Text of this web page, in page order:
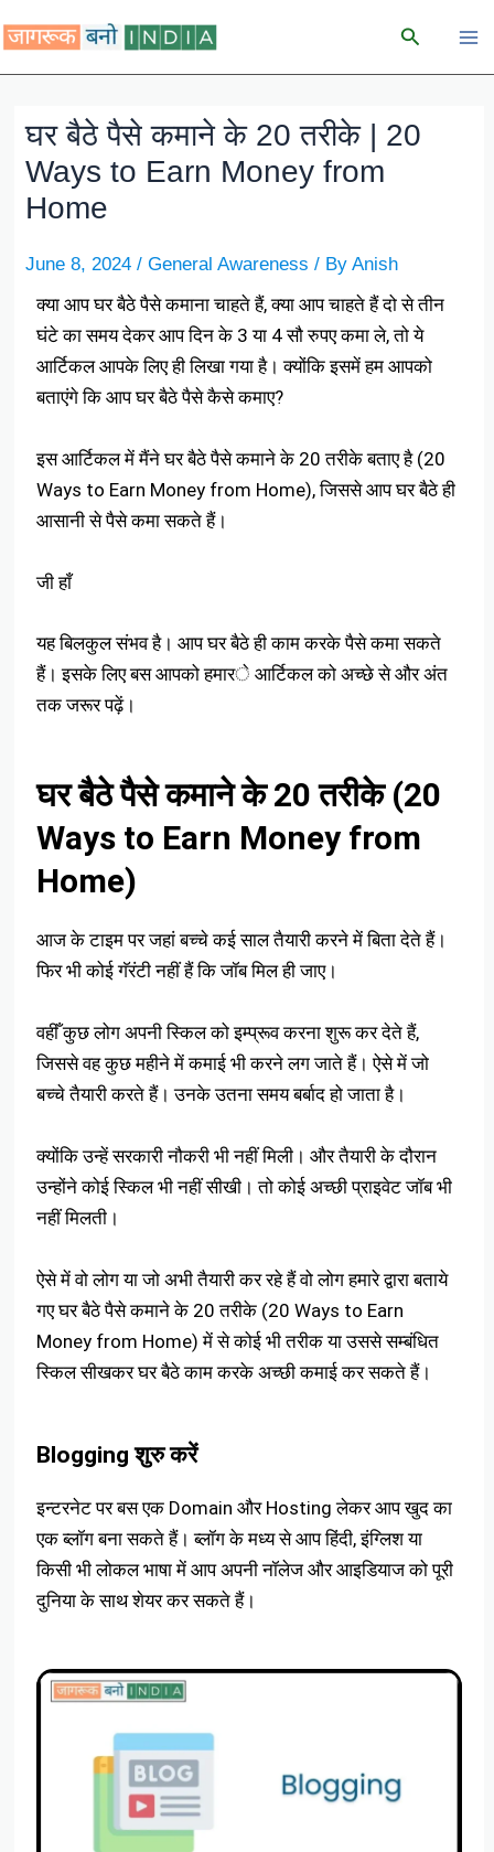
to
content
Search
घर बैठे पैसे कमाने के 20 तरीके | 20
Ways to Earn Money from
Home
June 8, 2024/General Awareness / ByAnish
क्या आप घर बैठे पैसे कमाना चाहते हैं, क्या आप चाहते हैं दो से तीन
घंटे का समय देकर आप दिन के 3 या 4 सौ रुपए कमा ले, तो ये
आर्टिकल आपके लिए ही लिखा गया है। क्योंकि इसमें हम आपको
बताएंगे कि आप घर बैठे पैसे कैसे कमाए?
इस आर्टिकल में मैंने घर बैठे पैसे कमाने के 20 तरीके बताए है (20
Ways to Earn Money from Home), जिससे आप घर बैठे ही
आसानी से पैसे कमा सकते हैं।
जी हाँ
यह बिलकुल संभव है। आप घर बैठे ही काम करके पैसे कमा सकते
हैं। इसके लिए बस आपको हमारे आर्टिकल को अच्छे से और अंत
तक जरूर पढ़ें।
घर बैठे पैसे कमाने के 20 तरीके (20
Ways to Earn Money from
Home)
आज के टाइम पर जहां बच्चे कई साल तैयारी करने में बिता देते हैं।
फिर भी कोई गॅरंटी नहीं हैं कि जॉब मिल ही जाए।
वहीँ कुछ लोग अपनी स्किल को इम्प्रूव करना शुरू कर देते हैं,
जिससे वह कुछ महीने में कमाई भी करने लग जाते हैं। ऐसे में जो
बच्चे तैयारी करते हैं। उनके उतना समय बर्बाद हो जाता है।
क्योंकि उन्हें सरकारी नौकरी भी नहीं मिली। और तैयारी के दौरान
उन्होंने कोई स्किल भी नहीं सीखी। तो कोई अच्छी प्राइवेट जॉब भी
नहीं मिलती।
ऐसे में वो लोग या जो अभी तैयारी कर रहे हैं वो लोग हमारे द्वारा बताये
गए घर बैठे पैसे कमाने के 20 तरीके (20 Ways to Earn
Money from Home) में से कोई भी तरीक या उससे सम्बंधित
स्किल सीखकर घर बैठे काम करके अच्छी कमाई कर सकते हैं।
Blogging शुरु करें
इन्टरनेट पर बस एक Domain और Hosting लेकर आप खुद का
एक ब्लॉग बना सकते हैं। ब्लॉग के मध्य से आप हिंदी, इंग्लिश या
किसी भी लोकल भाषा में आप अपनी नॉलेज और आइडियाज को पूरी
दुनिया के साथ शेयर कर सकते हैं।